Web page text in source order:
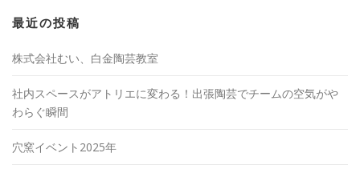
最近の投稿
株式会社むい、白金陶芸教室
社内スペースがアトリエに変わる！出張陶芸でチームの空気がや
わらぐ瞬間
穴窯イベント2025年